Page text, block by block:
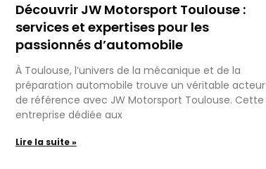
Découvrir JW Motorsport Toulouse :
services et expertises pour les
passionnés d’automobile
À Toulouse, l’univers de la mécanique et de la
préparation automobile trouve un véritable acteur
de référence avec JW Motorsport Toulouse. Cette
entreprise dédiée aux
Lire la suite »